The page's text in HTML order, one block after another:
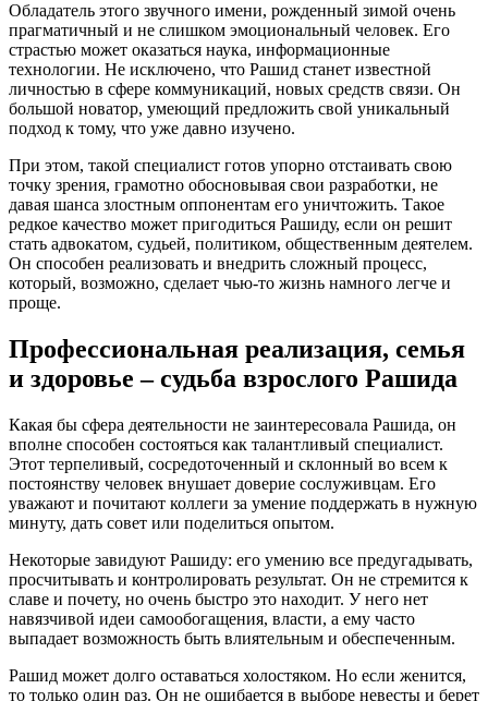
Обладатель этого звучного имени, рожденный зимой очень
прагматичный и не слишком эмоциональный человек. Его
страстью может оказаться наука, информационные
технологии. Не исключено, что Рашид станет известной
личностью в сфере коммуникаций, новых средств связи. Он
большой новатор, умеющий предложить свой уникальный
подход к тому, что уже давно изучено.
При этом, такой специалист готов упорно отстаивать свою
точку зрения, грамотно обосновывая свои разработки, не
давая шанса злостным оппонентам его уничтожить. Такое
редкое качество может пригодиться Рашиду, если он решит
стать адвокатом, судьей, политиком, общественным деятелем.
Он способен реализовать и внедрить сложный процесс,
который, возможно, сделает чью-то жизнь намного легче и
проще.
Профессиональная реализация, семья
и здоровье – судьба взрослого Рашида
Какая бы сфера деятельности не заинтересовала Рашида, он
вполне способен состояться как талантливый специалист.
Этот терпеливый, сосредоточенный и склонный во всем к
постоянству человек внушает доверие сослуживцам. Его
уважают и почитают коллеги за умение поддержать в нужную
минуту, дать совет или поделиться опытом.
Некоторые завидуют Рашиду: его умению все предугадывать,
просчитывать и контролировать результат. Он не стремится к
славе и почету, но очень быстро это находит. У него нет
навязчивой идеи самообогащения, власти, а ему часто
выпадает возможность быть влиятельным и обеспеченным.
Рашид может долго оставаться холостяком. Но если женится,
то только один раз. Он не ошибается в выборе невесты и берет